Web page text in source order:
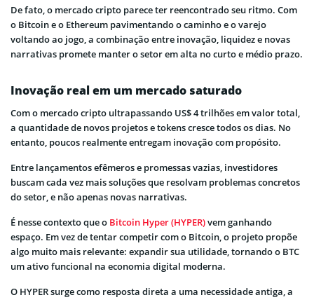
De fato, o mercado cripto parece ter reencontrado seu ritmo. Com
o Bitcoin e o Ethereum pavimentando o caminho e o varejo
voltando ao jogo, a combinação entre inovação, liquidez e novas
narrativas promete manter o setor em alta no curto e médio prazo.
Inovação real em um mercado saturado
Com o mercado cripto ultrapassando US$ 4 trilhões em valor total,
a quantidade de novos projetos e tokens cresce todos os dias. No
entanto, poucos realmente entregam inovação com propósito.
Entre lançamentos efêmeros e promessas vazias, investidores
buscam cada vez mais soluções que resolvam problemas concretos
do setor, e não apenas novas narrativas.
É nesse contexto que o Bitcoin Hyper (HYPER)vem ganhando
espaço. Em vez de tentar competir com o Bitcoin, o projeto propõe
algo muito mais relevante: expandir sua utilidade, tornando o BTC
um ativo funcional na economia digital moderna.
O HYPER surge como resposta direta a uma necessidade antiga, a